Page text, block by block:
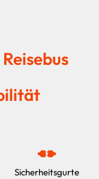
Sicherheitsgurte